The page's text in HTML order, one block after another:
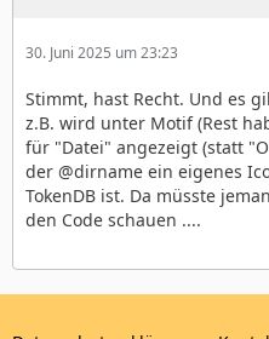
30. Juni 2025 um 23:23
Stimmt, hast Recht. Und es
z.B. wird unter Motif (Rest
für "Datei" angezeigt (statt
der @dirname ein eigenes
TokenDB ist. Da müsste
den Code schauen ....